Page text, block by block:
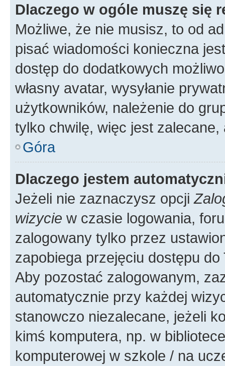
Dlaczego w ogóle muszę się
Możliwe, że nie musisz, to od
pisać wiadomości konieczna
dostęp do dodatkowych
własny avatar, wysyłanie
użytkowników, należenie do
tylko chwilę, więc jest zalecane,
Góra
Dlaczego jestem
Jeżeli nie zaznaczysz opcji
wizycie w czasie logowania,
zalogowany tylko przez
zapobiega przejęciu dostępu
Aby pozostać zalogowanym,
automatycznie przy każdej
stanowczo niezalecane, jeżeli
kimś komputera, np. w
komputerowej w szkole / na